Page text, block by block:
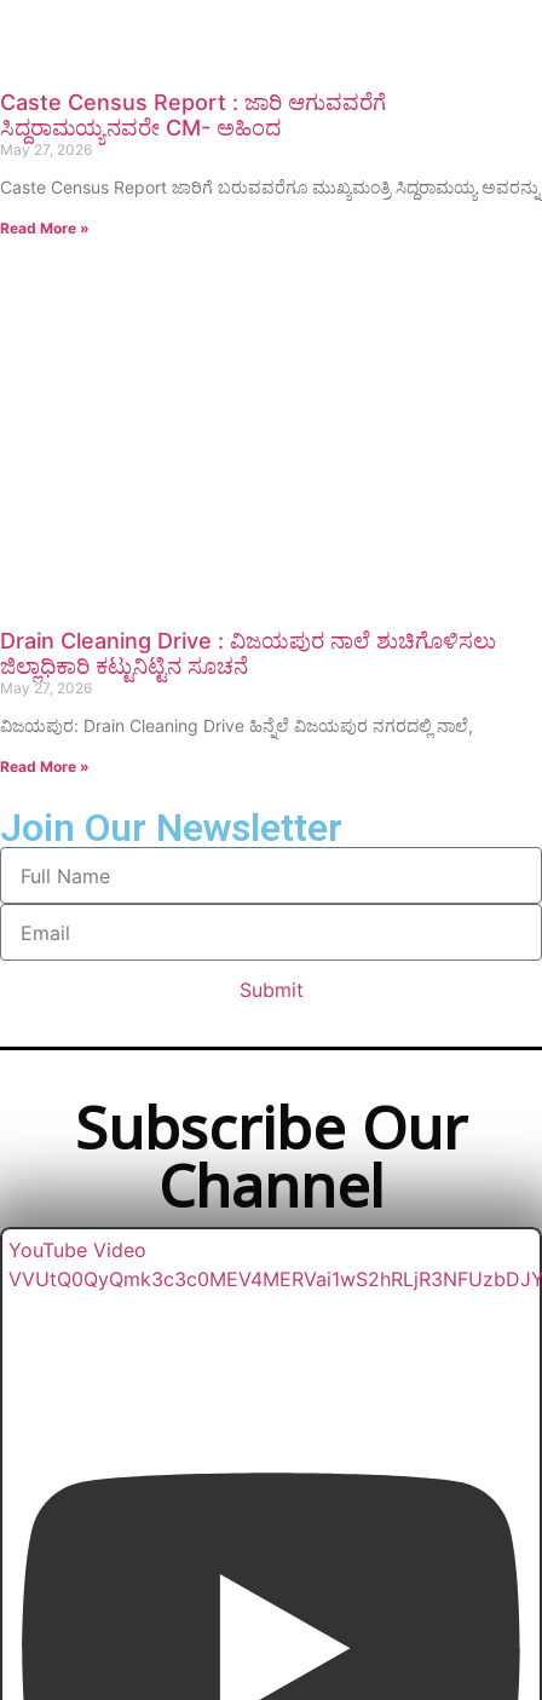
Caste Census Report : ಜಾರಿ ಆಗುವವರೆಗೆ
ಸಿದ್ದರಾಮಯ್ಯನವರೇ CM- ಅಹಿಂದ
May 27, 2026
Caste Census Report ಜಾರಿಗೆ ಬರುವವರೆಗೂ ಮುಖ್ಯಮಂತ್ರಿ ಸಿದ್ದರಾಮಯ್ಯ ಅವರನ್ನು
Read More »
Drain Cleaning Drive : ವಿಜಯಪುರ ನಾಲೆ ಶುಚಿಗೊಳಿಸಲು
ಜಿಲ್ಲಾಧಿಕಾರಿ ಕಟ್ಟುನಿಟ್ಟಿನ ಸೂಚನೆ
May 27, 2026
ವಿಜಯಪುರ: Drain Cleaning Drive ಹಿನ್ನೆಲೆ ವಿಜಯಪುರ ನಗರದಲ್ಲಿ ನಾಲೆ,
Read More »
Join Our Newsletter
Submit
Subscribe Our
Channel
YouTube Video